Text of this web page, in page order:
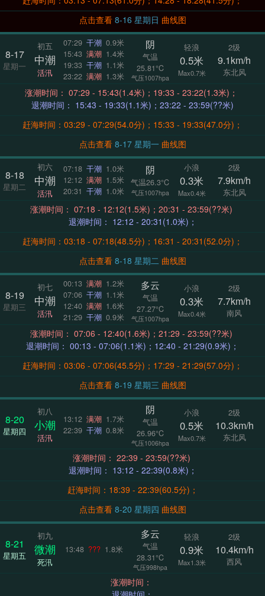
点击查看
8-16 星期日 曲线图
8-17
星期一
初五
中潮
活汛
07:29 干潮 0.9米
15:43 满潮 1.4米
19:33 干潮 1.1米
23:22 满潮 1.3米
阴
气温
25.81°C
气压1007hpa
轻浪
0.5米
Max0.7米
2级
9.1km/h
东北风
涨潮时间： 07:29 - 15:43(1.4米)；19:33 - 23:22(1.3米)；
退潮时间： 15:43 - 19:33(1.1米)；23:22 - 23:59(??米)
赶海时间：03:29 - 07:29(54.0分)；15:33 - 19:33(47.0分)；
点击查看
8-17 星期一 曲线图
8-18
星期二
初六
中潮
活汛
07:18 干潮 1.0米
12:12 满潮 1.5米
20:31 干潮 1.0米
阴
气温26.3°C
气压1007hpa
小浪
0.3米
Max0.4米
2级
7.9km/h
东北风
涨潮时间： 07:18 - 12:12(1.5米)；20:31 - 23:59(??米)
退潮时间： 12:12 - 20:31(1.0米)；
赶海时间：03:18 - 07:18(48.5分)；16:31 - 20:31(52.0分)；
点击查看
8-18 星期二 曲线图
8-19
星期三
初七
中潮
活汛
00:13 满潮 1.2米
07:06 干潮 1.1米
12:40 满潮 1.6米
21:29 干潮 0.9米
多云
气温
27.27°C
气压1007hpa
小浪
0.3米
Max0.4米
2级
7.7km/h
南风
涨潮时间： 07:06 - 12:40(1.6米)；21:29 - 23:59(??米)
退潮时间： 00:13 - 07:06(1.1米)；12:40 - 21:29(0.9米)；
赶海时间：03:06 - 07:06(45.5分)；17:29 - 21:29(57.0分)；
点击查看
8-19 星期三 曲线图
8-20
星期四
初八
小潮
活汛
13:12 满潮 1.7米
22:39 干潮 0.8米
阴
气温
26.96°C
气压1006hpa
小浪
0.5米
Max0.7米
2级
10.3km/h
东北风
涨潮时间： 22:39 - 23:59(??米)
退潮时间： 13:12 - 22:39(0.8米)；
赶海时间：18:39 - 22:39(60.5分)；
点击查看
8-20 星期四 曲线图
8-21
星期五
初九
微潮
死汛
13:48 ??? 1.8米
多云
气温
28.31°C
气压998hpa
轻浪
0.9米
Max1.3米
2级
10.4km/h
西风
涨潮时间：